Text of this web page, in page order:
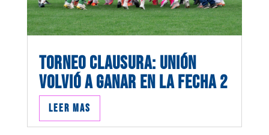
TORNEO CLAUSURA: UNIÓN
VOLVIÓ A GANAR EN LA FECHA 2
Leer mas